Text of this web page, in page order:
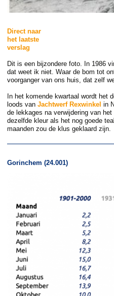
Direct naar
het laatste
verslag
Dit is een bijzondere foto. In 1986
dat weet ik niet. Waar de bom tot
voorganger van ons huis, dat zelf
In het komende kwartaal wordt het
loods van Jachtwerf Rexwinkel in
de lekkages na verwijdering van
dezelfde kleur als het nog goede
maanden zou de klus geklaard zijn.
Gorinchem (24.001)